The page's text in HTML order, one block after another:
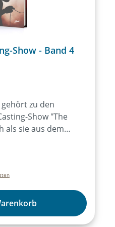
Show - Band 4
gehört zu den
Show "The
als sie aus dem
Angelegenheit zu
aber hinter die
blicken können.
nicht